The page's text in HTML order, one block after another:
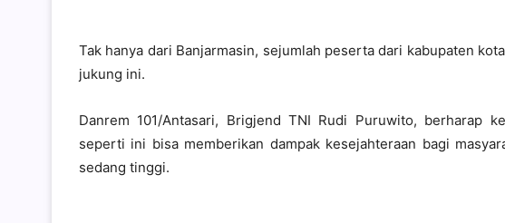
Tak hanya dari Banjarmasin, sejumlah peserta dari kabupaten
jukung ini.
Danrem 101/Antasari, Brigjend TNI Rudi Puruwito, berharap
seperti ini bisa memberikan dampak kesejahteraan bagi
sedang tinggi.